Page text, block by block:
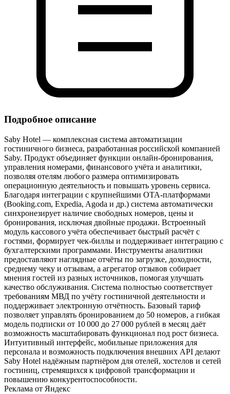
Подробное описание
Saby Hotel — комплексная система автоматизации
гостиничного бизнеса, разработанная российской компанией
Saby. Продукт объединяет функции онлайн‑бронирования,
управления номерами, финансового учёта и аналитики,
позволяя отелям любого размера оптимизировать
операционную деятельность и повышать уровень сервиса.
Благодаря интеграции с крупнейшими OTA‑платформами
(Booking.com, Expedia, Agoda и др.) система автоматически
синхронезирует наличие свободных номеров, цены и
бронирования, исключая двойные продажи. Встроенный
модуль кассового учёта обеспечивает быстрый расчёт с
гостями, формирует чек‑биллы и поддерживает интеграцию с
бухгалтерскими программами. Инструменты аналитики
предоставляют наглядные отчёты по загрузке, доходности,
среднему чеку и отзывам, а агрегатор отзывов собирает
мнения гостей из разных источников, помогая улучшать
качество обслуживания. Система полностью соответствует
требованиям МВД по учёту гостиничной деятельности и
поддерживает электронную отчётность. Базовый тариф
позволяет управлять бронированием до 50 номеров, а гибкая
модель подписки от 10 000 до 27 000 рублей в месяц даёт
возможность масштабировать функционал под рост бизнеса.
Интуитивный интерфейс, мобильные приложения для
персонала и возможность подключения внешних API делают
Saby Hotel надёжным партнёром для отелей, хостелов и сетей
гостиниц, стремящихся к цифровой трансформации и
повышению конкурентоспособности.
Реклама от Яндекс